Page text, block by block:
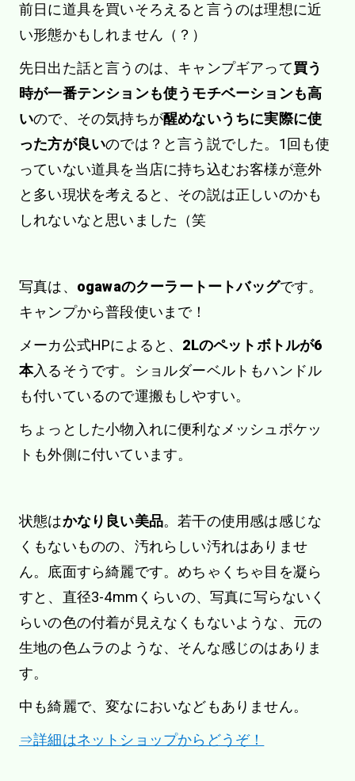
前日に道具を買いそろえると言うのは理想に近
い形態かもしれません（？）
先日出た話と言うのは、キャンプギアって買う
時が一番テンションも使うモチベーションも高
いので、その気持ちが醒めないうちに実際に使
った方が良いのでは？と言う説でした。1回も使
っていない道具を当店に持ち込むお客様が意外
と多い現状を考えると、その説は正しいのかも
しれないなと思いました（笑
写真は、 ogawaのクーラートートバッグです。
キャンプから普段使いまで！
メーカ公式HPによると、 2Lのペットボトルが6
本入るそうです。ショルダーベルトもハンドル
も付いているので運搬もしやすい。
ちょっとした小物入れに便利なメッシュポケッ
トも外側に付いています。
状態はかなり良い美品。若干の使用感は感じな
くもないものの、汚れらしい汚れはありませ
ん。底面すら綺麗です。めちゃくちゃ目を凝ら
すと、直径3-4mmくらいの、写真に写らないく
らいの色の付着が見えなくもないような、元の
生地の色ムラのような、そんな感じのはありま
す。
中も綺麗で、変なにおいなどもありません。
⇒詳細はネットショップからどうぞ！